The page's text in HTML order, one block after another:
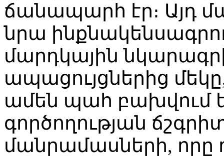
ճանապարհ էր։ Այդ
նրա
մարդկային
ապացույցներից
ամեն պահ բախվում
գործողության
մանրամասների, որը